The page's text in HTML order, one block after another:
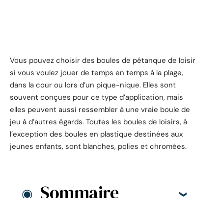
Vous pouvez choisir des boules de pétanque de loisir
si vous voulez jouer de temps en temps à la plage,
dans la cour ou lors d’un pique-nique. Elles sont
souvent conçues pour ce type d’application, mais
elles peuvent aussi ressembler à une vraie boule de
jeu à d’autres égards. Toutes les boules de loisirs, à
l’exception des boules en plastique destinées aux
jeunes enfants, sont blanches, polies et chromées.
Sommaire